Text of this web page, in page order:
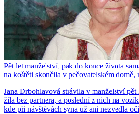
Pět let manželství, pak do konce života
na koštěti skončila v pečovatelském domě,
Jana Drbohlavová strávila v manželství
žila bez partnera, a poslední z nich na
kde při návštěvách syna už ani nezvedla